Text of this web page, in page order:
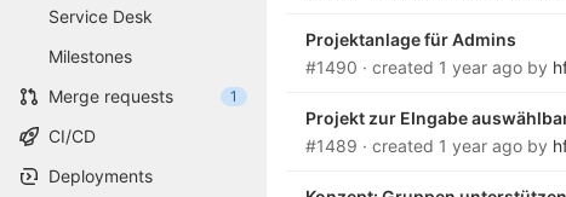
Service Desk
Milestones
Merge requests
1
CI/CD
Deployments
Projektanlage für Admins
#1490 · created 1 year ago by
Projekt zur EIngabe
#1489 · created 1 year ago by